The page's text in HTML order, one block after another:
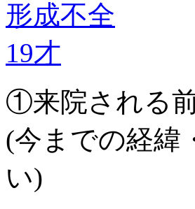
①来院される
(今までの経緯
い)